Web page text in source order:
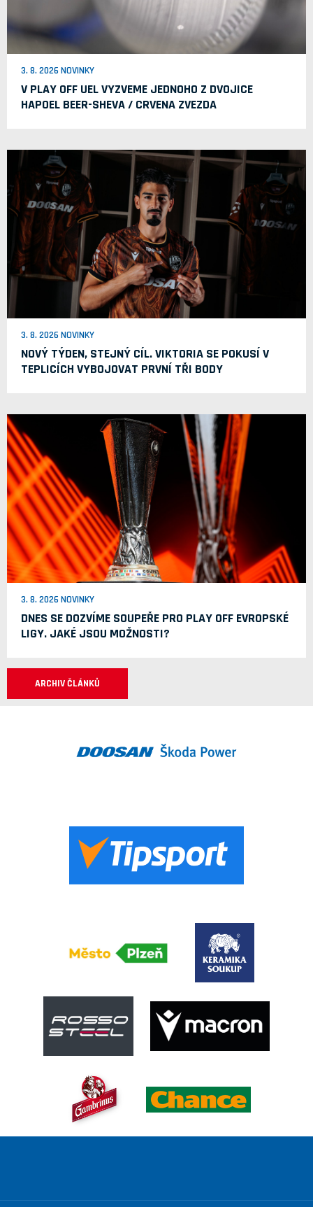
3. 8. 2026 NOVINKY
V PLAY OFF UEL VYZVEME JEDNOHO Z DVOJICE
HAPOEL BEER-SHEVA / CRVENA ZVEZDA
3. 8. 2026 NOVINKY
NOVÝ TÝDEN, STEJNÝ CÍL. VIKTORIA SE POKUSÍ V
TEPLICÍCH VYBOJOVAT PRVNÍ TŘI BODY
3. 8. 2026 NOVINKY
DNES SE DOZVÍME SOUPEŘE PRO PLAY OFF EVROPSKÉ
LIGY. JAKÉ JSOU MOŽNOSTI?
ARCHIV ČLÁNKŮ